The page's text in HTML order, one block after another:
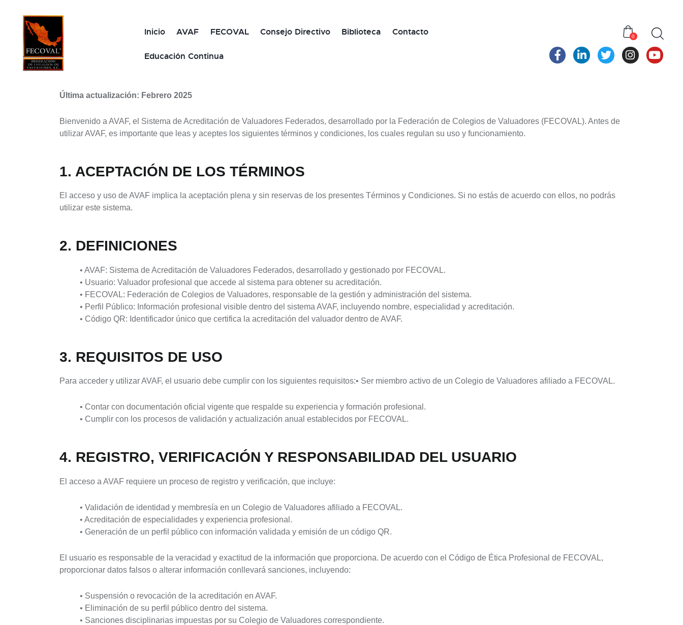
Inicio AVAF FECOVAL Consejo Directivo Biblioteca Contacto
Educación Continua
0
Última actualización: Febrero 2025
Bienvenido a AVAF, el Sistema de Acreditación de Valuadores Federados, desarrollado por la Federación de Colegios de Valuadores (FECOVAL). Antes de
utilizar AVAF, es importante que leas y aceptes los siguientes términos y condiciones, los cuales regulan su uso y funcionamiento.
1. ACEPTACIÓN DE LOS TÉRMINOS
El acceso y uso de AVAF implica la aceptación plena y sin reservas de los presentes Términos y Condiciones. Si no estás de acuerdo con ellos, no podrás
utilizar este sistema.
2. DEFINICIONES
• AVAF: Sistema de Acreditación de Valuadores Federados, desarrollado y gestionado por FECOVAL.
• Usuario: Valuador profesional que accede al sistema para obtener su acreditación.
• FECOVAL: Federación de Colegios de Valuadores, responsable de la gestión y administración del sistema.
• Perfil Público: Información profesional visible dentro del sistema AVAF, incluyendo nombre, especialidad y acreditación.
• Código QR: Identificador único que certifica la acreditación del valuador dentro de AVAF.
3. REQUISITOS DE USO
Para acceder y utilizar AVAF, el usuario debe cumplir con los siguientes requisitos:• Ser miembro activo de un Colegio de Valuadores afiliado a FECOVAL.
• Contar con documentación oficial vigente que respalde su experiencia y formación profesional.
• Cumplir con los procesos de validación y actualización anual establecidos por FECOVAL.
4. REGISTRO, VERIFICACIÓN Y RESPONSABILIDAD DEL USUARIO
El acceso a AVAF requiere un proceso de registro y verificación, que incluye:
• Validación de identidad y membresía en un Colegio de Valuadores afiliado a FECOVAL.
• Acreditación de especialidades y experiencia profesional.
• Generación de un perfil público con información validada y emisión de un código QR.
El usuario es responsable de la veracidad y exactitud de la información que proporciona. De acuerdo con el Código de Ética Profesional de FECOVAL,
proporcionar datos falsos o alterar información conllevará sanciones, incluyendo:
• Suspensión o revocación de la acreditación en AVAF.
• Eliminación de su perfil público dentro del sistema.
• Sanciones disciplinarias impuestas por su Colegio de Valuadores correspondiente.